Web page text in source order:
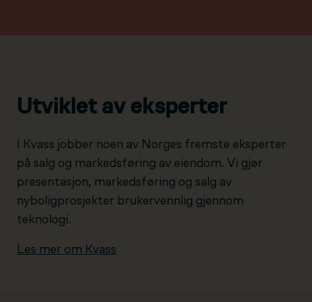
Utviklet av eksperter
I Kvass jobber noen av Norges fremste eksperter
på salg og markedsføring av eiendom. Vi gjør
presentasjon, markedsføring og salg av
nyboligprosjekter brukervennlig gjennom
teknologi.
Les mer om Kvass